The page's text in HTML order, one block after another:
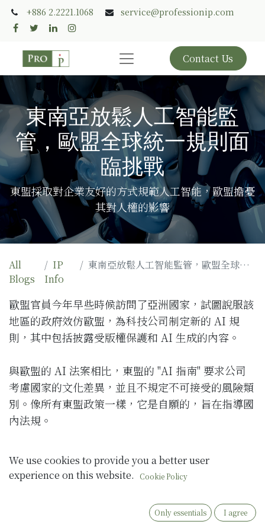
+886 2.2221.1068 service@professionip.com
Contact Us
東南亞放鬆人工智能監
管，歐盟全球統一規則面
臨挑戰
東盟採取對企業友好的方式規範人工智能，歐盟擔憂
其對人權的影響
All
Blogs
IP
Info
東南亞放鬆人工智能監管，歐盟全球統一規則面臨挑戰
歐盟官員今年早些時候訪問了亞洲國家，試圖說服該
地區的政府效仿歐盟，為科技公司制定新的 AI 規
則，其中包括披露受版權保護和 AI 生成的內容。
與歐盟的 AI 法案相比，東盟的 "AI 指南" 要求公司
考慮國家的文化差異，並且不規定不可接受的風險類
別。像所有東盟政策一樣，它是自願的，旨在指導國
內法規。
東南亞國家擁有近 7 億人口和超過 1000 個民族和文
化，在審查、錯誤信息、公共內容和仇恨言論方面有
截然不同的規則，這可能會影響 AI 法規。例如，泰
We use cookies to provide you a better user
experience on this website.
Cookie Policy
Only essentials I agree